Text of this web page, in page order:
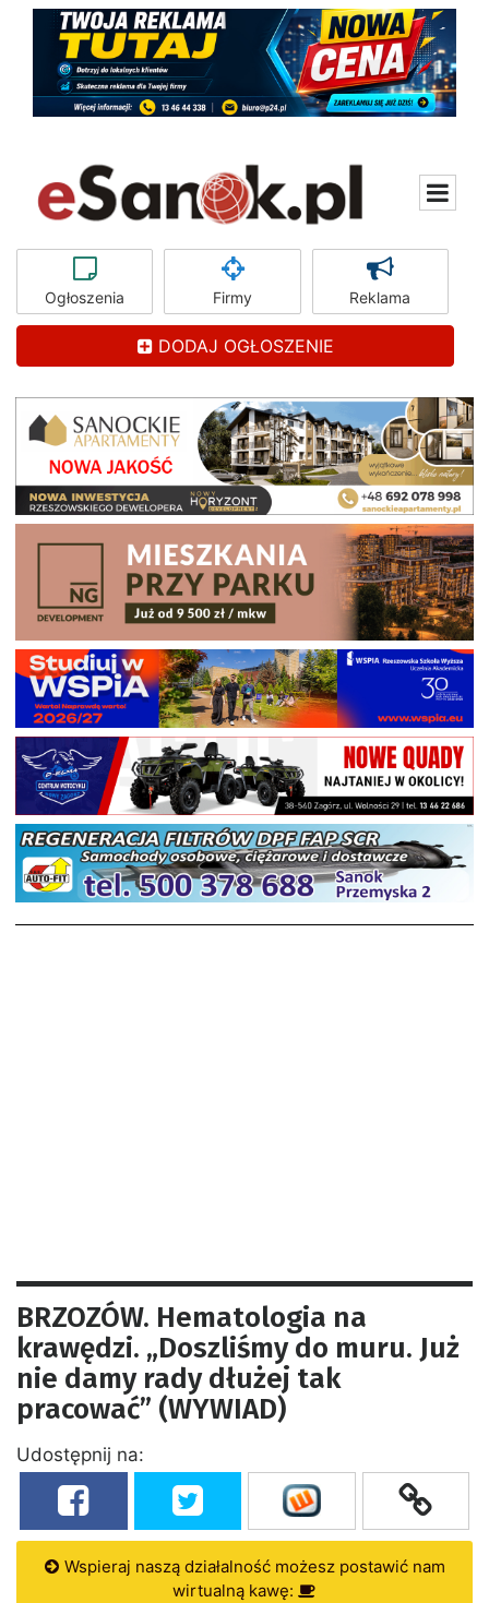
Ogłoszenia Firmy Reklama
DODAJ OGŁOSZENIE
BRZOZÓW. Hematologia na
krawędzi. „Doszliśmy do muru. Już
nie damy rady dłużej tak
pracować” (WYWIAD)
Udostępnij na:
Wspieraj naszą działalność możesz postawić nam
wirtualną kawę: